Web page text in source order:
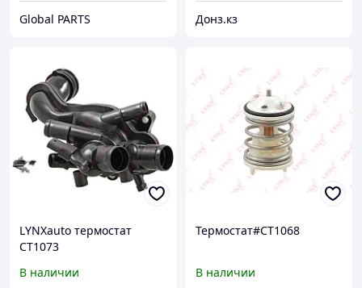
Global PARTS Донз.кз
LYNXauto термостат
CT1073
В наличии
Термостат#CT1068
В наличии